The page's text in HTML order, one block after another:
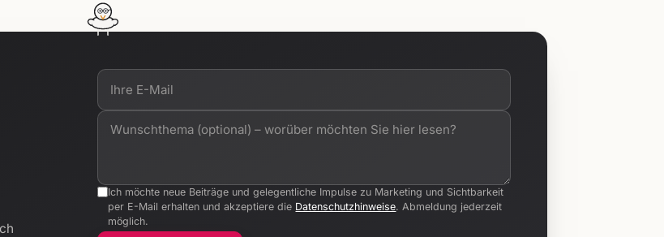
Ich möchte neue Beiträge und gelegentliche Impulse zu Marketing und Sichtbarkeit
per E-Mail erhalten und akzeptiere die Datenschutzhinweise. Abmeldung jederzeit
möglich.